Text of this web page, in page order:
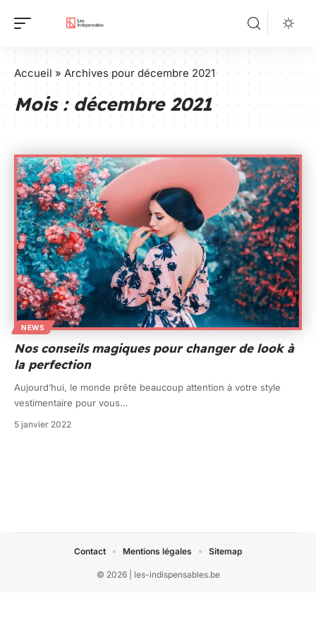
Accueil » Archives pour décembre 2021
Mois : décembre 2021
NEWS
Nos conseils magiques pour changer de look à
la perfection
Aujourd’hui, le monde prête beaucoup attention à votre style
vestimentaire pour vous…
5 janvier 2022
© 2026 | les-indispensables.be
Contact Mentions légales Sitemap